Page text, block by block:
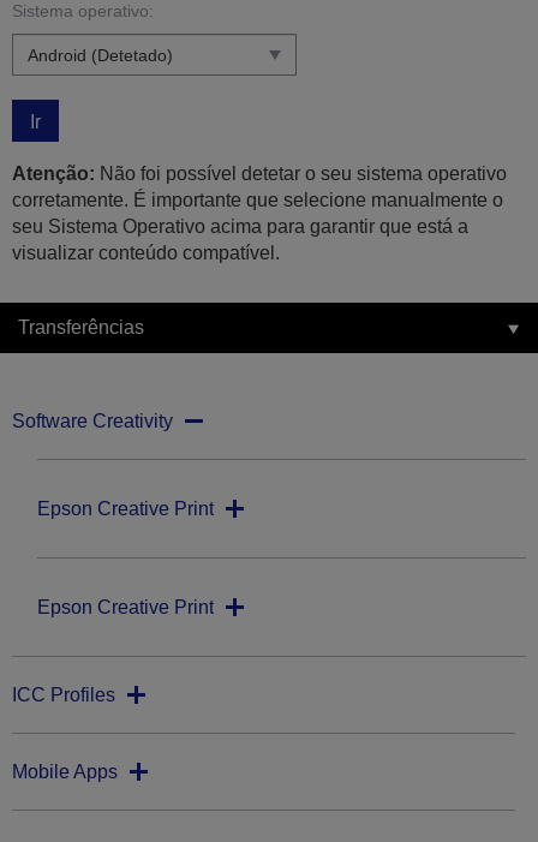
Sistema operativo:
Ir
Atenção: Não foi possível detetar o seu sistema operativo
corretamente. É importante que selecione manualmente o
seu Sistema Operativo acima para garantir que está a
visualizar conteúdo compatível.
Transferências
Software Creativity
Epson Creative Print
Epson Creative Print
ICC Profiles
Mobile Apps